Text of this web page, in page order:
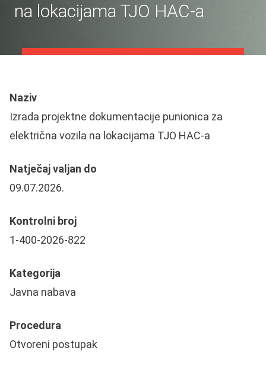
na lokacijama TJO HAC-a
Naziv
Izrada projektne dokumentacije punionica za
električna vozila na lokacijama TJO HAC-a
Natječaj valjan do
09.07.2026.
Kontrolni broj
1-400-2026-822
Kategorija
Javna nabava
Procedura
Otvoreni postupak